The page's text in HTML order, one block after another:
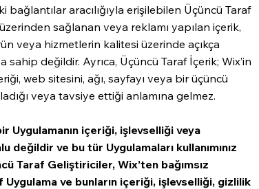
aracılığıyla erişilebilen Üçüncü Taraf
sağlanan veya reklamı yapılan içerik,
veya hizmetlerin kalitesi üzerinde açıkça
değildir. Ayrıca, Üçüncü Taraf İçerik; Wix’in
web sitesini, ağı, sayfayı veya bir üçüncü
veya tavsiye ettiği anlamına gelmez.
Uygulamanın içeriği, işlevselliği veya
ve bu tür Uygulamaları kullanımınız
Taraf Geliştiriciler, Wix’ten bağımsız
ve bunların içeriği, işlevselliği, gizlilik